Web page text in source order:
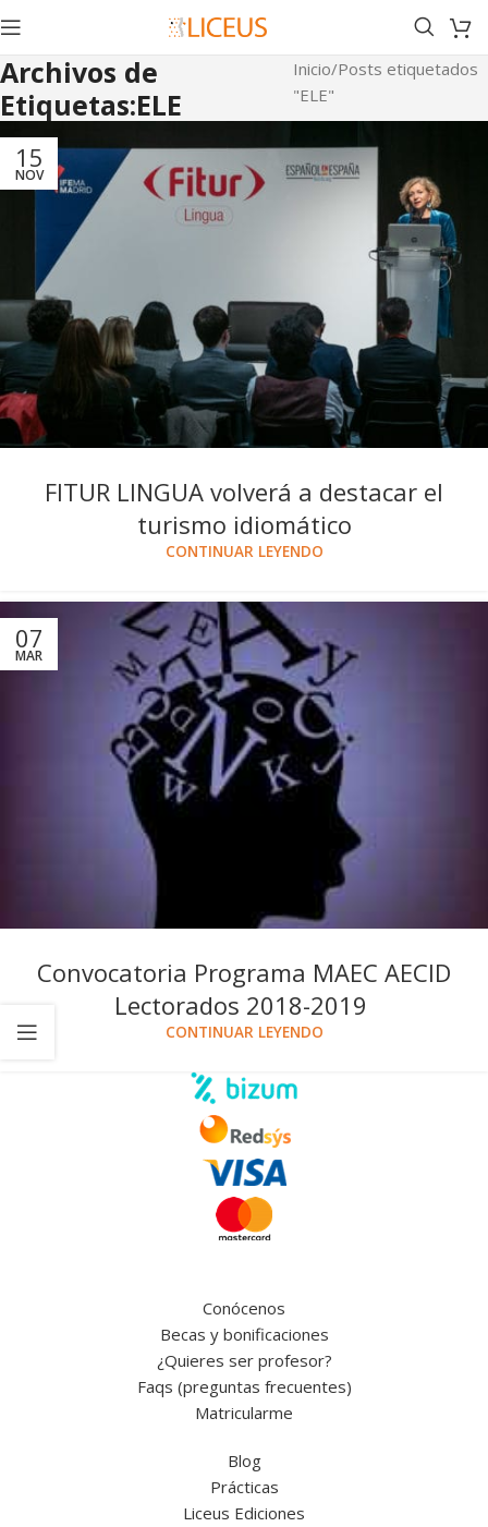
Archivos de
Etiquetas:ELE
Inicio Posts etiquetados
"ELE"
15
NOV
FITUR LINGUA volverá a destacar el
turismo idiomático
CONTINUAR LEYENDO
07
MAR
Convocatoria Programa MAEC AECID
Lectorados 2018-2019
CONTINUAR LEYENDO
Conócenos
Becas y bonificaciones
¿Quieres ser profesor?
Faqs (preguntas frecuentes)
Matricularme
Blog
Prácticas
Liceus Ediciones